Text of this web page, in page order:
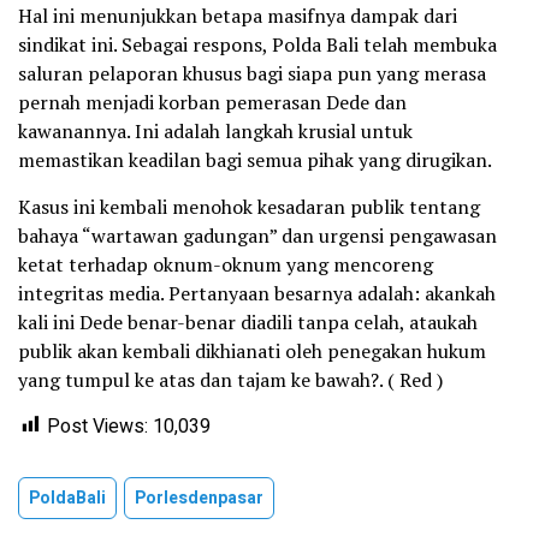
Hal ini menunjukkan betapa masifnya dampak dari
sindikat ini. Sebagai respons, Polda Bali telah membuka
saluran pelaporan khusus bagi siapa pun yang merasa
pernah menjadi korban pemerasan Dede dan
kawanannya. Ini adalah langkah krusial untuk
memastikan keadilan bagi semua pihak yang dirugikan.
Kasus ini kembali menohok kesadaran publik tentang
bahaya “wartawan gadungan” dan urgensi pengawasan
ketat terhadap oknum-oknum yang mencoreng
integritas media. Pertanyaan besarnya adalah: akankah
kali ini Dede benar-benar diadili tanpa celah, ataukah
publik akan kembali dikhianati oleh penegakan hukum
yang tumpul ke atas dan tajam ke bawah?. ( Red )
Post Views: 10,039
PoldaBali Porlesdenpasar